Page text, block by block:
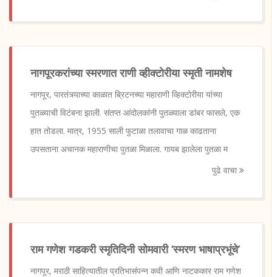
नागपूरकरांच्या स्मरणात राणी व्हीक्टोरीया स्मृती नामशेष
नागपूर, पारतंत्र्याच्या काळात ब्रिटनच्या महाराणी व्हिक्टोरीया यांच्या
पुतळ्याची विटंबना झाली. संतप्त आंदोलकांनी पुतळ्याला डांबर फासले, एक
हात तोडला. मात्र, 1955 साली फुटाळा तलावाचा गाळ काढताना
उपसताना अचानक महाराणीचा पुतळा मिळाला. गायब झालेला पुतळा म
पुढे वाचा
राम गणेश गडकरी स्मृतिदिनी सोमवारी ‘स्मरण भाषाप्रभूंचे’
नागपूर, मराठी साहित्यातील प्रतिभासंपन्न कवी आणि नाटककार राम गणेश